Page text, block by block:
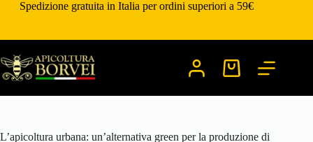
SaltaSpedizione gratuita in Italia per ordini superiori a 59€
Carrello
L’apicoltura urbana: un’alternativa green per la produzione di